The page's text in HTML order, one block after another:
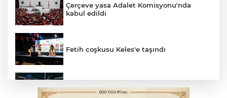
Çerçeve yasa Adalet Komisyonu'nda
kabul edildi
Fetih coşkusu Keles'e taşındı
kişi tutuklandı